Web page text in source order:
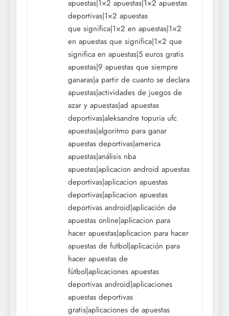
apuestas|1×2 apuestas|1×2 apuestas
deportivas|1×2 apuestas
que significa|1×2 en apuestas|1×2
en apuestas que significa|1×2 que
significa en apuestas|5 euros gratis
apuestas|9 apuestas que siempre
ganaras|a partir de cuanto se declara
apuestas|actividades de juegos de
azar y apuestas|ad apuestas
deportivas|aleksandre topuria ufc
apuestas|algoritmo para ganar
apuestas deportivas|america
apuestas|análisis nba
apuestas|aplicacion android apuestas
deportivas|aplicacion apuestas
deportivas|aplicacion apuestas
deportivas android|aplicación de
apuestas online|aplicacion para
hacer apuestas|aplicacion para hacer
apuestas de futbol|aplicación para
hacer apuestas de
fútbol|aplicaciones apuestas
deportivas android|aplicaciones
apuestas deportivas
gratis|aplicaciones de apuestas